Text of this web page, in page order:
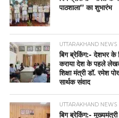
पाठशाला” का शुभारंभ
UTTARAKHAND NEWS
बिग ब्रेकिंग:- देशभर के
कराया देश के पहले
शिक्षा मंत्री डॉ. रमेश
सार्थक संवाद
UTTARAKHAND NEWS
बिग ब्रेकिंग:-